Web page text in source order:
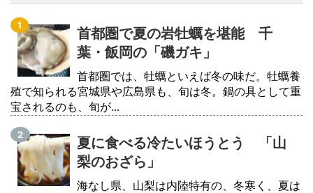
首都圏で夏の岩牡蠣を堪能 千
葉・飯岡の「磯ガキ」
首都圏では、牡蠣といえば冬の味だ。牡蠣養
殖で知られる宮城県や広島県も、旬は冬。鍋の具として重
宝されるのも、旬が...
夏に食べる冷たいほうとう 「山
梨のおざら」
海なし県、山梨は内陸特有の、冬寒く、夏は